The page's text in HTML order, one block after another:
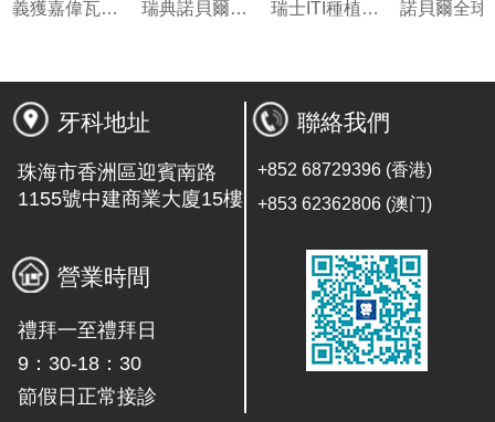
牙科地址
珠海市香洲區迎賓南路
1155號中建商業大廈15樓
營業時間
禮拜一至禮拜日
9：30-18：30
節假日正常接診
聯絡我們
+852 68729396 (香港)
+853 62362806 (澳门)